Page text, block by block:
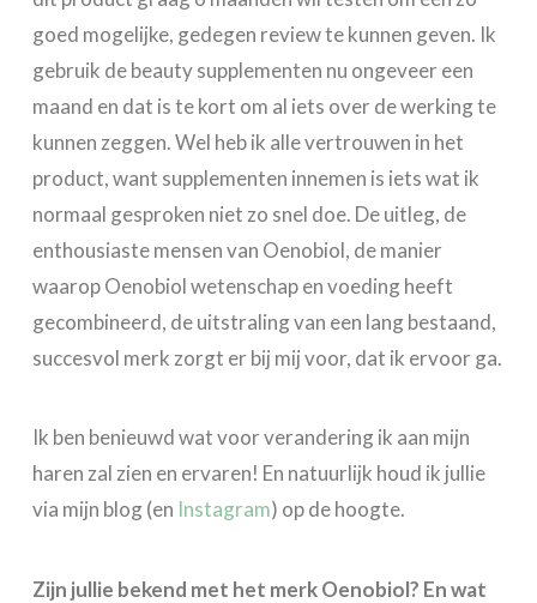
goed mogelijke, gedegen review te kunnen geven. Ik
gebruik de beauty supplementen nu ongeveer een
maand en dat is te kort om al iets over de werking te
kunnen zeggen. Wel heb ik alle vertrouwen in het
product, want supplementen innemen is iets wat ik
normaal gesproken niet zo snel doe. De uitleg, de
enthousiaste mensen van Oenobiol, de manier
waarop Oenobiol wetenschap en voeding heeft
gecombineerd, de uitstraling van een lang bestaand,
succesvol merk zorgt er bij mij voor, dat ik ervoor ga.
Ik ben benieuwd wat voor verandering ik aan mijn
haren zal zien en ervaren! En natuurlijk houd ik jullie
via mijn blog (en Instagram) op de hoogte.
Zijn jullie bekend met het merk Oenobiol? En wat